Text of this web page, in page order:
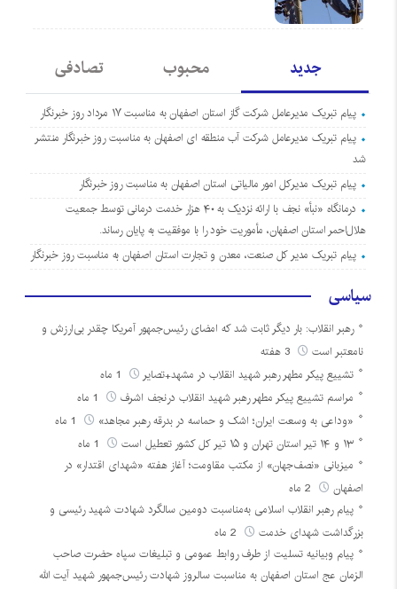
جدید محبوب تصادفی
پیام تبریک مدیرعامل شرکت گاز استان اصفهان به مناسبت ۱۷ مرداد روز خبرنگار
پیام تبریک مدیرعامل شرکت آب منطقه ای اصفهان به مناسبت روز خبرنگار منتشر
شد
پیام تبریک مدیرکل امور مالیاتی استان اصفهان به مناسبت روز خبرنگار
درمانگاه «نبأ» نجف با ارائه نزدیک به ۴۰ هزار خدمت درمانی توسط جمعیت
هلال‌احمر استان اصفهان، مأموریت خود را با موفقیت به پایان رساند.
پیام تبریک مدیر کل صنعت، معدن و تجارت استان اصفهان به مناسبت روز خبرنگار
سیاسی
رهبر انقلاب: بار دیگر ثابت شد که امضای رئیس‌جمهور آمریکا چقدر بی‌ارزش و
نامعتبر است
3 هفته
تشییع پیکر مطهر رهبر شهید انقلاب در مشهد+تصایر
مراسم تشییع پیکر مطهر رهبر شهید انقلاب درنجف اشرف
«وداعی به وسعت ایران؛ اشک و حماسه در بدرقه رهبر مجاهد»
۱۳ و ۱۴ تیر استان تهران و ۱۵ تیر کل کشور تعطیل است
میزبانی «نصف‌جهان» از مکتب مقاومت؛ آغاز هفته «شهدای اقتدار» در
اصفهان
پیام رهبر انقلاب اسلامی به‌مناسبت دومین سالگرد شهادت شهید رئیسی و
بزرگداشت شهدای خدمت
پیام وبیانیه تسلیت از طرف روابط عمومی و تبلیغات سپاه حضرت صاحب
الزمان عج استان اصفهان به مناسبت سالروز شهادت رئیس‌جمهور شهید آیت الله